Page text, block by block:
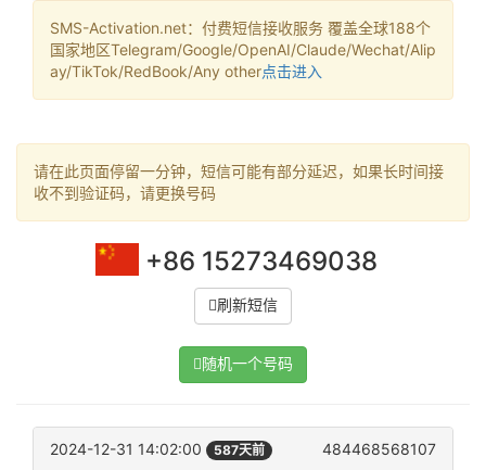
SMS-Activation.net：付费短信接收服务 覆盖全球188个
国家地区Telegram/Google/OpenAI/Claude/Wechat/Alip
ay/TikTok/RedBook/Any other点击进入
请在此页面停留一分钟，短信可能有部分延迟，如果长时间接
收不到验证码，请更换号码
+86 15273469038
刷新短信
随机一个号码
2024-12-31 14:02:00 587天前 484468568107